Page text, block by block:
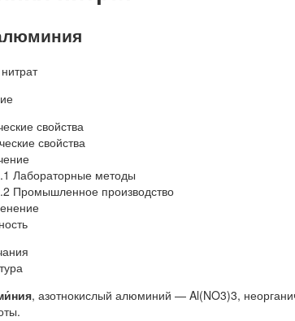
свойства
свойства
Лабораторные методы
Промышленное производство
, азотнокислый алюминий — Al(NO3)3,